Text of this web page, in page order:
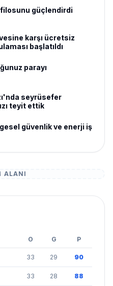
güçlendirdi
karşı ücretsiz
başlatıldı
parayı
seyrüsefer
teyit ettik
güvenlik ve enerji iş
ALANI
O G P
33 29 90
33 28 88